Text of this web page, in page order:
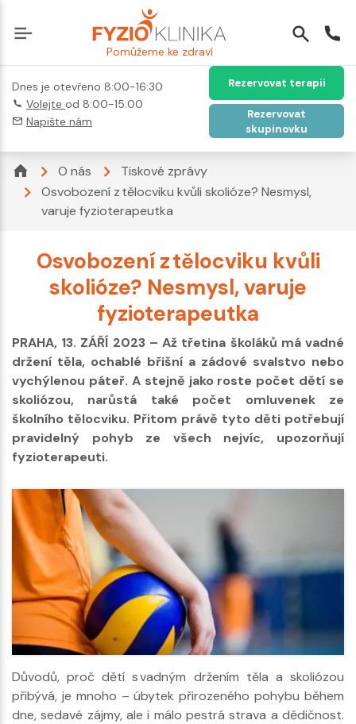
Pomůžeme ke zdraví
Dnes je otevřeno 8:00-16:30
Volejte od 8:00-15:00
Napište nám
Rezervovat terapii
Rezervovat
skupinovku
O nás
Tiskové zprávy
Osvobození z tělocviku kvůli skolióze? Nesmysl,
varuje fyzioterapeutka
Osvobození z tělocviku kvůli
skolióze? Nesmysl, varuje
fyzioterapeutka
PRAHA, 13. ZÁŘÍ 2023 – Až třetina školáků má vadné
držení těla, ochablé břišní a zádové svalstvo nebo
vychýlenou páteř. A stejně jako roste počet dětí se
skoliózou, narůstá také počet omluvenek ze
školního tělocviku. Přitom právě tyto děti potřebují
pravidelný pohyb ze všech nejvíc, upozorňují
fyzioterapeuti.
Důvodů, proč dětí s vadným držením těla a skoliózou
přibývá, je mnoho – úbytek přirozeného pohybu během
dne, sedavé zájmy, ale i málo pestrá strava a dědičnost.